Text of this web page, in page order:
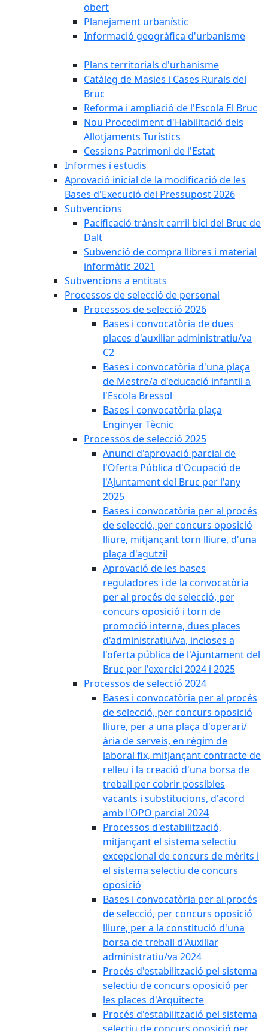
obert
Planejament urbanístic
Informació geogràfica d'urbanisme
Plans territorials d'urbanisme
Catàleg de Masies i Cases Rurals del
Bruc
Reforma i ampliació de l'Escola El Bruc
Nou Procediment d'Habilitació dels
Allotjaments Turístics
Cessions Patrimoni de l'Estat
Informes i estudis
Aprovació inicial de la modificació de les
Bases d'Execució del Pressupost 2026
Subvencions
Pacificació trànsit carril bici del Bruc de
Dalt
Subvenció de compra llibres i material
informàtic 2021
Subvencions a entitats
Processos de selecció de personal
Processos de selecció 2026
Bases i convocatòria de dues
places d'auxiliar administratiu/va
C2
Bases i convocatòria d'una plaça
de Mestre/a d'educació infantil a
l'Escola Bressol
Bases i convocatòria plaça
Enginyer Tècnic
Processos de selecció 2025
Anunci d'aprovació parcial de
l'Oferta Pública d'Ocupació de
l'Ajuntament del Bruc per l'any
2025
Bases i convocatòria per al procés
de selecció, per concurs oposició
lliure, mitjançant torn lliure, d'una
plaça d'agutzil
Aprovació de les bases
reguladores i de la convocatòria
per al procés de selecció, per
concurs oposició i torn de
promoció interna, dues places
d'administratiu/va, incloses a
l'oferta pública de l'Ajuntament del
Bruc per l'exercici 2024 i 2025
Processos de selecció 2024
Bases i convocatòria per al procés
de selecció, per concurs oposició
lliure, per a una plaça d'operari/
ària de serveis, en règim de
laboral fix, mitjançant contracte de
relleu i la creació d'una borsa de
treball per cobrir possibles
vacants i substitucions, d'acord
amb l'OPO parcial 2024
Processos d'estabilització,
mitjançant el sistema selectiu
excepcional de concurs de mèrits i
el sistema selectiu de concurs
oposició
Bases i convocatòria per al procés
de selecció, per concurs oposició
lliure, per a la constitució d'una
borsa de treball d'Auxiliar
administratiu/va 2024
Procés d'estabilització pel sistema
selectiu de concurs oposició per
les places d'Arquitecte
Procés d'estabilització pel sistema